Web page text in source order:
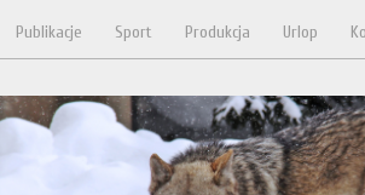
Publikacje Sport Produkcja Urlop